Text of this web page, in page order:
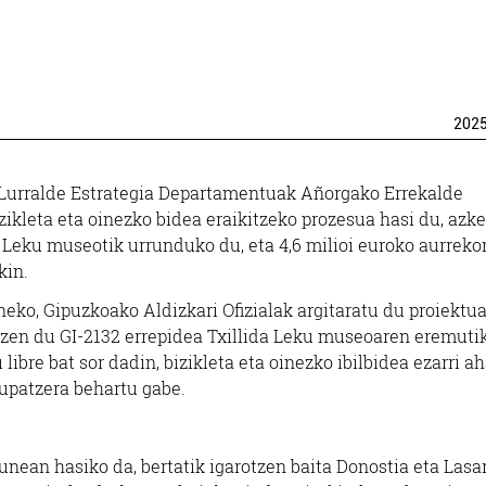
2025
Estrategia Departamentuak Añorgako Errekalde
eta oinezko bidea eraikitzeko prozesua hasi du,
museotik urrunduko du, eta 4,6 milioi euroko
Gipuzkoako Aldizkari Ofizialak argitaratu du proiektua.
du GI-2132 errepidea Txillida Leku museoaren
bat sor dadin, bizikleta eta oinezko ibilbidea ezarri
behartu gabe.
hasiko da, bertatik igarotzen baita Donostia eta